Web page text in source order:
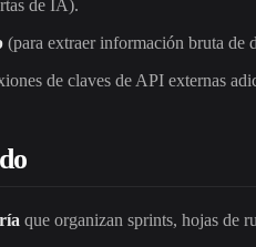
de IA).
(para extraer información bruta de
de claves de API externas
que organizan sprints, hojas de